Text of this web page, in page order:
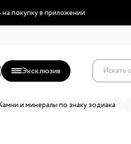
покупку в приложении
Эксклюзив
и минералы по знаку зодиака